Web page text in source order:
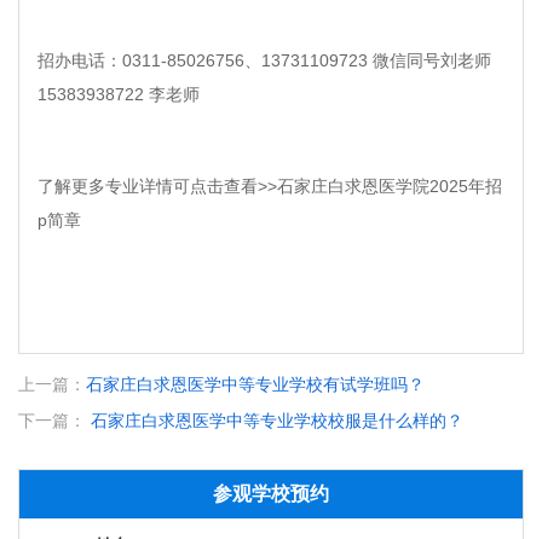
招办电话：0311-85026756、13731109723 微信同号刘老师
15383938722 李老师
了解更多专业详情可点击查看>>石家庄白求恩医学院2025年招
p简章
上一篇： 石家庄白求恩医学中等专业学校有试学班吗？
下一篇：
石家庄白求恩医学中等专业学校校服是什么样的？
参观学校预约